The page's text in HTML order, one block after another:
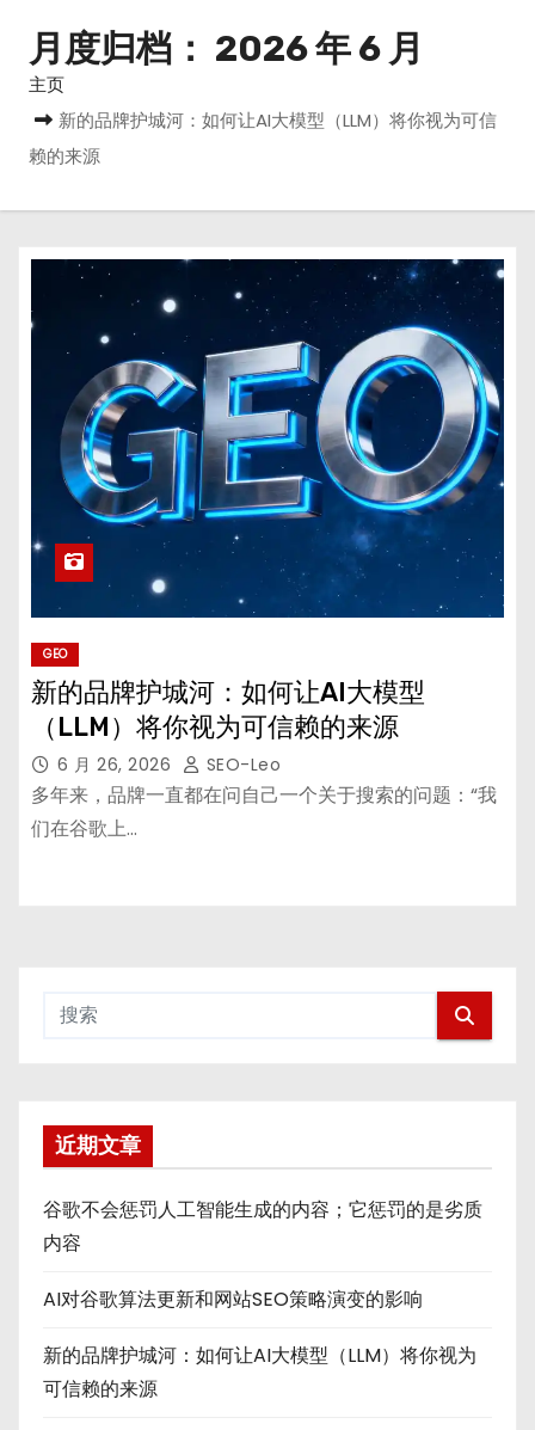
月度归档： 2026 年 6 月
主页
新的品牌护城河：如何让AI大模型（LLM）将你视为可信
赖的来源
GEO
新的品牌护城河：如何让AI大模型
（LLM）将你视为可信赖的来源
6 月 26, 2026 SEO-Leo
多年来，品牌一直都在问自己一个关于搜索的问题：“我
们在谷歌上…
近期文章
谷歌不会惩罚人工智能生成的内容；它惩罚的是劣质
内容
AI对谷歌算法更新和网站SEO策略演变的影响
新的品牌护城河：如何让AI大模型（LLM）将你视为
可信赖的来源